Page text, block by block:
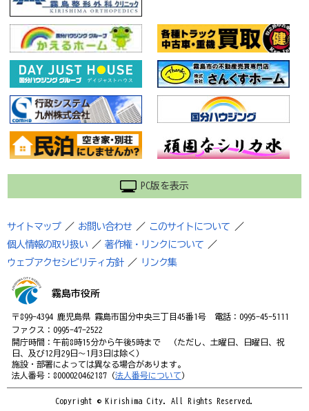
PC版を表示
サイトマップ ／ お問い合わせ ／ このサイトについて
／
個人情報の取り扱い ／ 著作権・リンクについて ／
ウェブアクセシビリティ方針 ／ リンク集
霧島市役所
〒899-4394 鹿児島県 霧島市国分中央三丁目45番1号 電話：0995-45-5111
ファクス：0995-47-2522
開庁時間：午前8時15分から午後5時まで （ただし、土曜日、日曜日、祝
日、及び12月29日～1月3日は除く）
施設・部署によっては異なる場合があります。
法人番号：8000020462187（法人番号について）
Copyright © Kirishima City. All Rights Reserved.